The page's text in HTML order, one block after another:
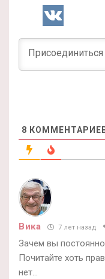
8
Вика 7 лет назад
Зачем вы
Почитайте хоть
нет…